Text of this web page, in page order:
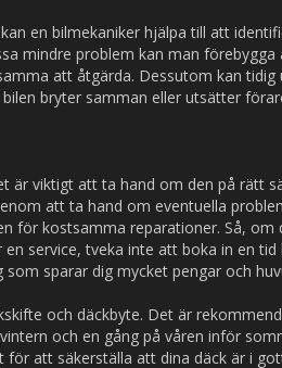
en bilmekaniker hjälpa till att
mindre problem kan man förebygga
att åtgärda. Dessutom kan tidig
bryter samman eller utsätter
är viktigt att ta hand om den på rätt
att ta hand om eventuella
för kostsamma reparationer. Så,
service, tveka inte att boka in en tid
sparar dig mycket pengar och
och däckbyte. Det är
och en gång på våren inför
för att säkerställa att dina däck är i